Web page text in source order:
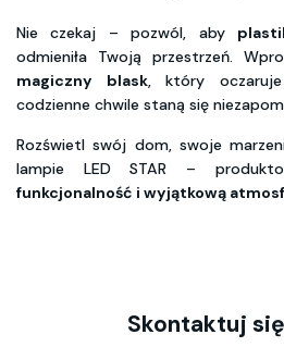
Nie czekaj – pozwól, aby
odmieniła Twoją przestrzeń.
magiczny blask, który
codzienne chwile staną się
Rozświetl swój dom, swoje
lampie LED STAR –
funkcjonalność i wyjątkową
Skontaktuj